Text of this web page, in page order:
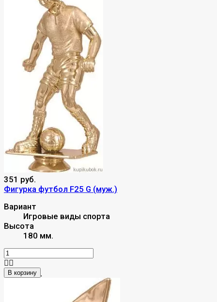
351 руб.
Фигурка футбол F25 G (муж.)
Вариант
Игровые виды спорта
Высота
180 мм.
В корзину